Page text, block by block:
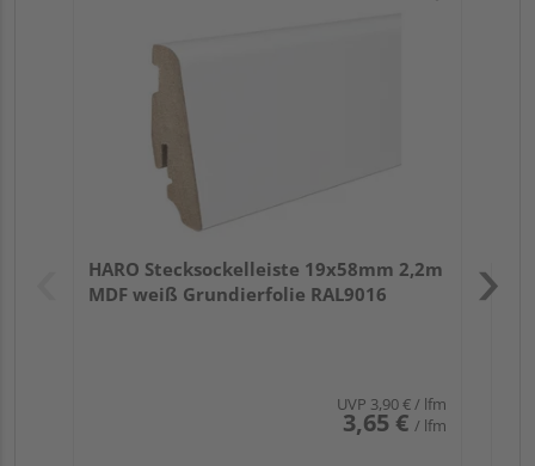
HARO Stecksockelleiste 19x58mm 2,2m
MDF weiß Grundierfolie RAL9016
UVP 3,90 €/ lfm
3,65 € / lfm